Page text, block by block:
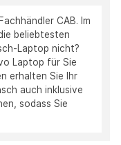
CAB. Im
beliebtesten
Laptop nicht?
Laptop für Sie
erhalten Sie Ihr
auch inklusive
sodass Sie